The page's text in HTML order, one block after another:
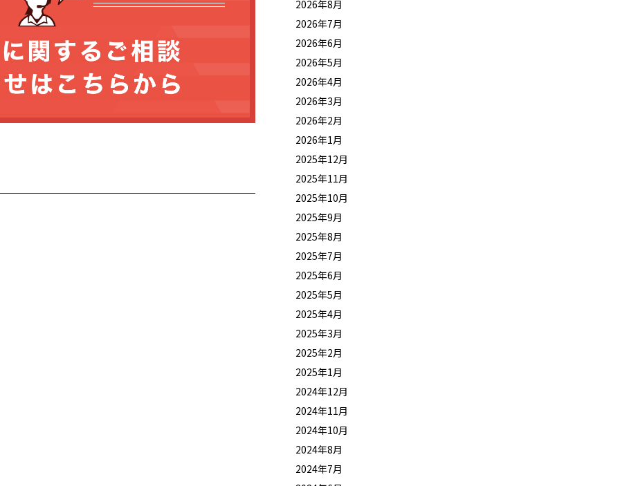
2026年8月
2026年7月
2026年6月
2026年5月
2026年4月
2026年3月
2026年2月
2026年1月
2025年12月
2025年11月
2025年10月
2025年9月
2025年8月
2025年7月
2025年6月
2025年5月
2025年4月
2025年3月
2025年2月
2025年1月
2024年12月
2024年11月
2024年10月
2024年8月
2024年7月